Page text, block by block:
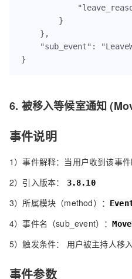
        }
    },
"sub_event":
}
6. 被移入等候室通知
事件说明
1）事件解释：当用户收到该事
2）引入版本：
3.8.10
3）所属模块（method）：
4）事件名（sub_event）：
5）触发条件： 用户被主持人移
事件参数